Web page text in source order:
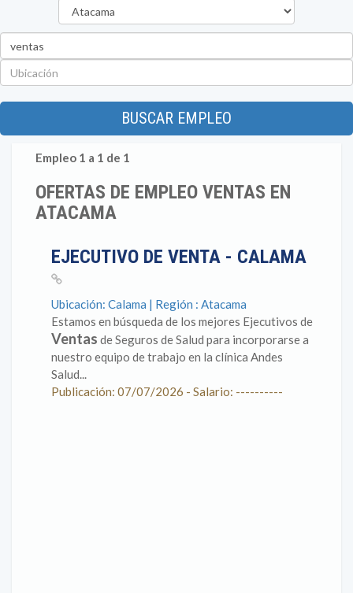
BUSCAR EMPLEO
Empleo 1 a 1 de 1
OFERTAS DE EMPLEO VENTAS EN
ATACAMA
EJECUTIVO DE VENTA - CALAMA
Ubicación: Calama | Región : Atacama
Estamos en búsqueda de los mejores Ejecutivos de
Ventas de Seguros de Salud para incorporarse a
nuestro equipo de trabajo en la clínica Andes
Salud...
Publicación: 07/07/2026 - Salario: ----------